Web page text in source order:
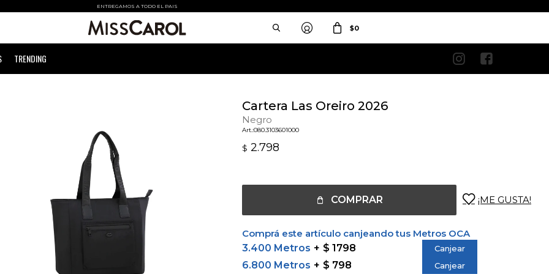
ENTREGAMOS A TODO EL PAIS
TRENDING
$0
 
Cartera Las Oreiro 2026
Negro
080.3103601000
$ 2.798
COMPRAR
Comprá este artículo canjeando tus Metros OCA
3.400 Metros
$ 1798 Canjear
6.800 Metros $ 798 Canjear